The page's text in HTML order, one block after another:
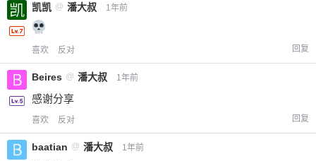
凯凯 @ 潘大叔 1年前
喜欢 反对 回复
Beires @ 潘大叔 1年前
感谢分享
喜欢 反对 回复
baatian @ 潘大叔 1年前